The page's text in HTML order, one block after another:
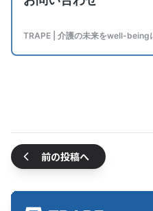
前の投稿へ